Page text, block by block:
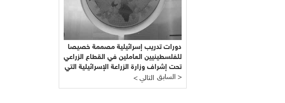
دورات تدريب إسرائيلية مصممة خصيصا
للفلسطينيين العاملين في القطاع الزراعي
تحت إشراف وزارة الزراعة الإسرائيلية التي
يرأسها يائير شَمِير نائب ليبرمان رئيس
"إسرائيل بيتنا"!!!
< التالي السابق >